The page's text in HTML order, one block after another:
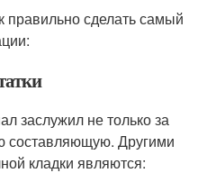
правильно сделать самый
заслужил не только за
составляющую. Другими
кладки являются: